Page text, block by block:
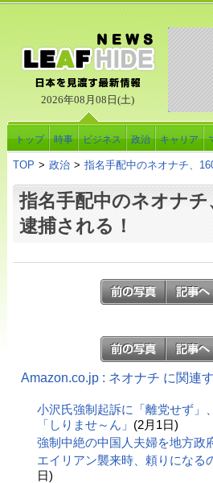
2026年08月08日(土)
トップ 時事 ビジネス 政治 キャリア
TOP > 政治 > 指名手配中のネオナチ、
指名手配中のネオナ
逮捕される！
Amazon.co.jp : ネオナチ に関連
小沢氏強制起訴に「離党せず」
「しりませ～ん」 (2月1日)
強制中絶の中国人夫婦を地方政
エイリアン襲来時、頼りになる
日)